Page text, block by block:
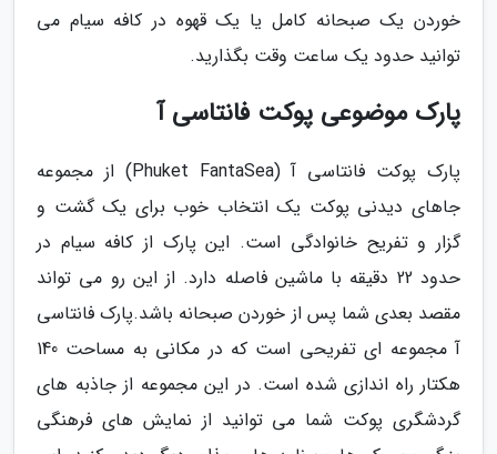
خوردن یک صبحانه کامل یا یک قهوه در کافه سیام می
توانید حدود یک ساعت وقت بگذارید.
پارک موضوعی پوکت فانتاسی آ
پارک پوکت فانتاسی آ (Phuket FantaSea) از مجموعه
جاهای دیدنی پوکت یک انتخاب خوب برای یک گشت و
گزار و تفریح خانوادگی است. این پارک از کافه سیام در
حدود 22 دقیقه با ماشین فاصله دارد. از این رو می تواند
مقصد بعدی شما پس از خوردن صبحانه باشد.پارک فانتاسی
آ مجموعه ای تفریحی است که در مکانی به مساحت 140
هکتار راه اندازی شده است. در این مجموعه از جاذبه های
گردشگری پوکت شما می توانید از نمایش های فرهنگی